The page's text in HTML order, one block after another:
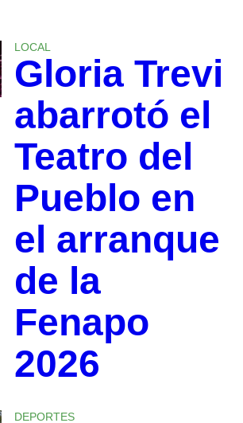
LOCAL
Gloria Trevi
abarrotó el
Teatro del
Pueblo en
el arranque
de la
Fenapo
2026
DEPORTES